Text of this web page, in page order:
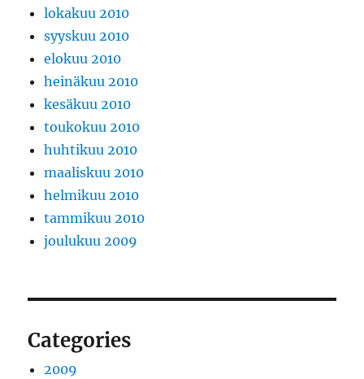
lokakuu 2010
syyskuu 2010
elokuu 2010
heinäkuu 2010
kesäkuu 2010
toukokuu 2010
huhtikuu 2010
maaliskuu 2010
helmikuu 2010
tammikuu 2010
joulukuu 2009
Categories
2009